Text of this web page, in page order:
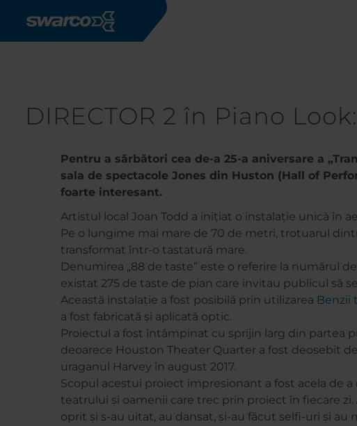
DIRECTOR 2 în Piano
Pentru a sărbători cea de-a 25-a aniversare a
sala de spectacole Jones din Huston (Hall of
foarte interesant.
Artistul local Joan Todd a inițiat o instalație unică în
Pe o lungime mai mare de 70 de metri, trotuarul
transformat într-o tastatură mare.
Denumirea „88 de taste” este o referire la numărul
existat 275 de taste de pian care invitau publicul să
Această instalație a fost posibilă prin utilizarea Benzii
a fost fabricată și aplicată optic.
Proiectul a fost întâmpinat cu sprijin larg din partea
deoarece Houston Theater Quarter a fost deosebit
uraganul Harvey în august 2017.
Scopul acestui proiect impresionant a fost acela de
teatrului și oamenii care trec prin proiect în fiecare
oprit și s-au uitat, au dansat, și-au făcut selfi-uri și